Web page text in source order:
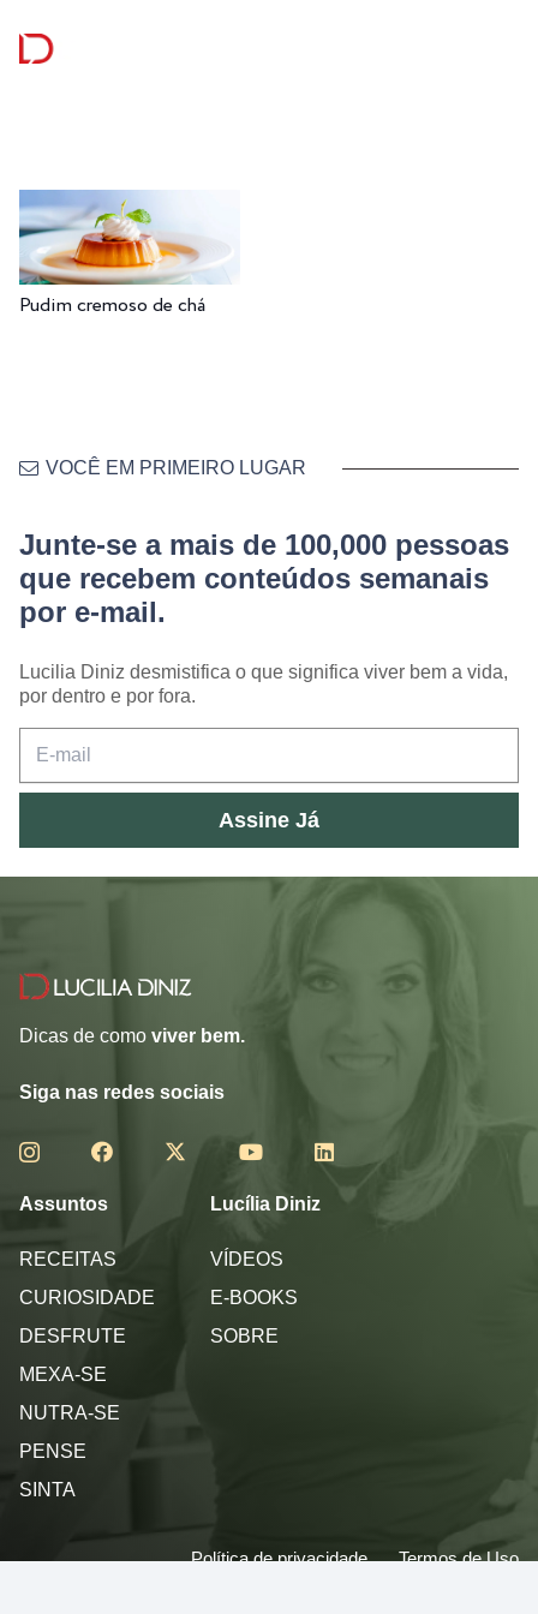
Pudim cremoso de chá
VOCÊ EM PRIMEIRO LUGAR
Junte-se a mais de 100,000 pessoas
que recebem conteúdos semanais
por e-mail.
Lucilia Diniz desmistifica o que significa viver bem a vida,
por dentro e por fora.
Assine Já
Dicas de como viver bem.
Siga nas redes sociais
Assuntos
RECEITAS
CURIOSIDADE
DESFRUTE
MEXA-SE
NUTRA-SE
PENSE
SINTA
Lucília Diniz
VÍDEOS
E-BOOKS
SOBRE
Política de privacidade Termos de Uso